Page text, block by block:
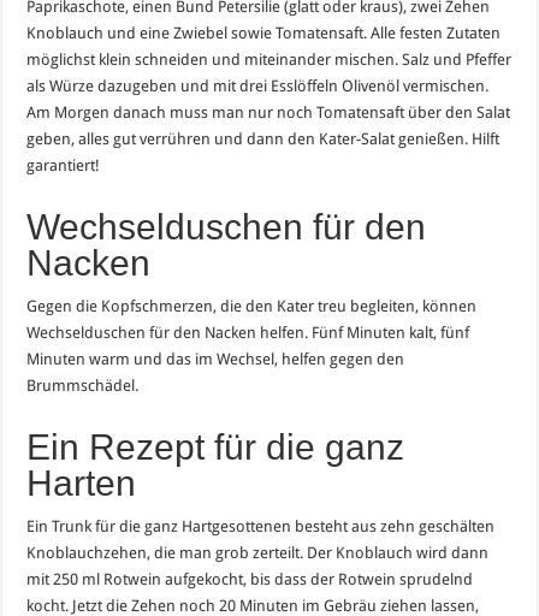
Paprikaschote, einen Bund Petersilie (glatt oder kraus), zwei Zehen
Knoblauch und eine Zwiebel sowie Tomatensaft. Alle festen Zutaten
möglichst klein schneiden und miteinander mischen. Salz und Pfeffer
als Würze dazugeben und mit drei Esslöffeln Olivenöl vermischen.
Am Morgen danach muss man nur noch Tomatensaft über den Salat
geben, alles gut verrühren und dann den Kater-Salat genießen. Hilft
garantiert!
Wechselduschen für den
Nacken
Gegen die Kopfschmerzen, die den Kater treu begleiten, können
Wechselduschen für den Nacken helfen. Fünf Minuten kalt, fünf
Minuten warm und das im Wechsel, helfen gegen den
Brummschädel.
Ein Rezept für die ganz
Harten
Ein Trunk für die ganz Hartgesottenen besteht aus zehn geschälten
Knoblauchzehen, die man grob zerteilt. Der Knoblauch wird dann
mit 250 ml Rotwein aufgekocht, bis dass der Rotwein sprudelnd
kocht. Jetzt die Zehen noch 20 Minuten im Gebräu ziehen lassen,